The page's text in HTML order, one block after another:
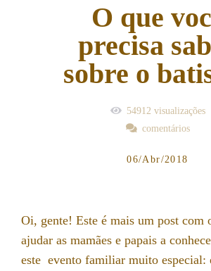
06/Abr/2018
O que
precisa
sobre o
54912 visualizações
comentários
Oi, gente! Este é mais um post com
ajudar as mamães e papais a
este evento familiar muito